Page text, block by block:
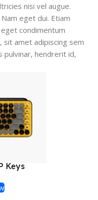
nisi vel augue.
eget dui. Etiam
condimentum
sit amet adipiscing sem
pulvinar, hendrerit id,
Keys